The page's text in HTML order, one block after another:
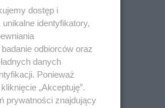
dostęp i
identyfikatory,
odbiorców oraz
danych
Ponieważ
„Akceptuję”.
prywatności znajdujący